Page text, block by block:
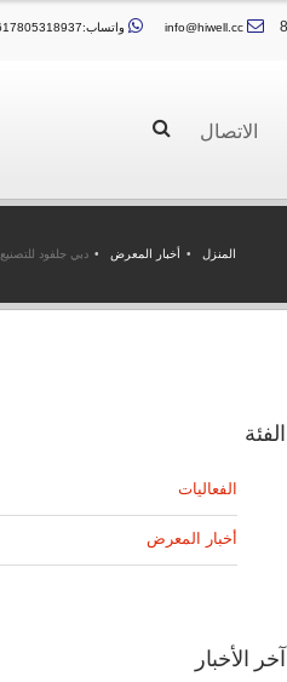
info@hiwell.cc واتساب:008617805318937
الاتصال
المنزل أخبار المعرض دبي جلفود للتصنيع 2025
الفئة
الفعاليات
أخبار المعرض
آخر الأخبار